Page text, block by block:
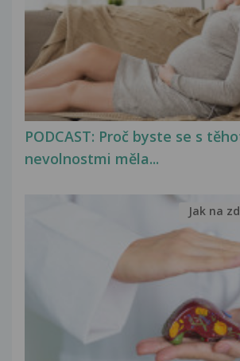
PODCAST: Proč byste se s
nevolnostmi měla...
Jak na